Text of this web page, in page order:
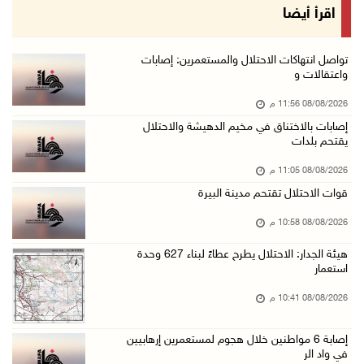
الاحتلال ينصب حواجز طيارة في محيط مخيم طولكرم ...
مستعمرون يهاجمون قرية أبو فلاح
مستعمرون يقتحمون بلدة بيت عور التحتا وقرية جل ...
08/آب/2026 06:39 م
الجامعة العربية الأمريكية تختتم فعاليات تخريج ...
08/آب/2026 05:52 م
اقرأ أيضا
تواصل انتهاكات الاحتلال والمستعمرين: إصابات
واعتقالات و
08/08/2026 11:56 م
إصابات بالاختناق في مخيم الدهيشة والاحتلال
يقتحم بلدات
08/08/2026 11:05 م
قوات الاحتلال تقتحم مدينة البيرة
08/08/2026 10:58 م
هيئة الجدار: الاحتلال يطرح عطاءً لبناء 627 وحدة
استعمار
08/08/2026 10:41 م
إصابة 6 مواطنين خلال هجوم لمستعمرين إرهابيين
في واد الر